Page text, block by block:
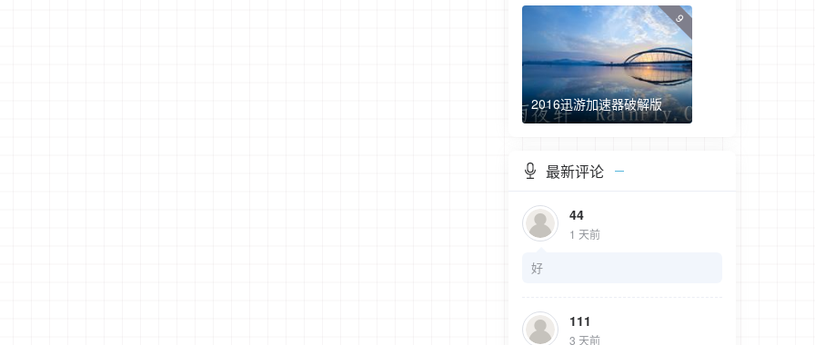
9
2016迅游加速器破解版
最新评论
44
1 天前
好
111
3 天前